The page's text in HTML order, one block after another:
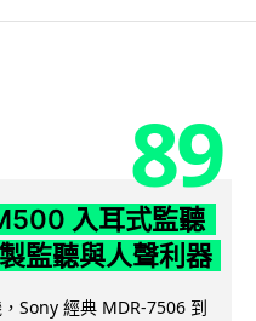
89
入耳式監聽
監聽與人聲利器
Sony 經典 MDR-7506 到